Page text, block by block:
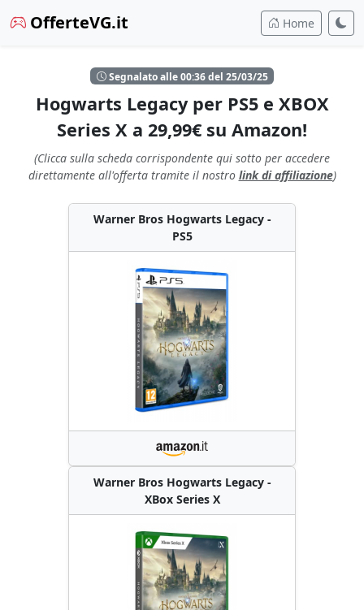
OfferteVG.it Home
Segnalato alle 00:36 del 25/03/25
Hogwarts Legacy per PS5 e XBOX
Series X a 29,99€ su Amazon!
(Clicca sulla scheda corrispondente qui sotto per accedere
direttamente all'offerta tramite il nostro link di affiliazione)
Warner Bros Hogwarts Legacy -
PS5
Warner Bros Hogwarts Legacy -
XBox Series X